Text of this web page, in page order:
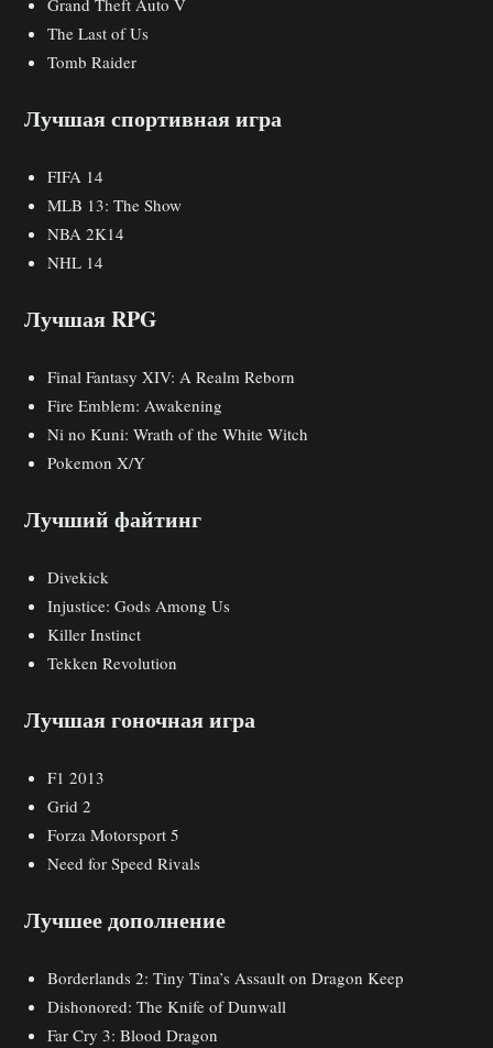
Grand Theft Auto V
The Last of Us
Tomb Raider
Лучшая спортивная игра
FIFA 14
MLB 13: The Show
NBA 2K14
NHL 14
Лучшая RPG
Final Fantasy XIV: A Realm Reborn
Fire Emblem: Awakening
Ni no Kuni: Wrath of the White Witch
Pokemon X/Y
Лучший файтинг
Divekick
Injustice: Gods Among Us
Killer Instinct
Tekken Revolution
Лучшая гоночная игра
F1 2013
Grid 2
Forza Motorsport 5
Need for Speed Rivals
Лучшее дополнение
Borderlands 2: Tiny Tina’s Assault on Dragon Keep
Dishonored: The Knife of Dunwall
Far Cry 3: Blood Dragon